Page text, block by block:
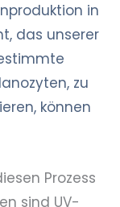
in
das unserer
zu
können
Prozess
sind UV-